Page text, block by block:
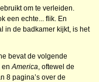
om te verleiden.
een echte... flik. En
in de badkamer kijkt, is het
bevat de volgende
enAmerica, oftewel de
8 pagina’s over de